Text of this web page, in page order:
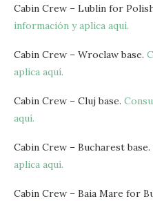
Cabin Crew – Lublin for
información y aplica aquí.
Cabin Crew – Wroclaw base.
aplica aquí.
Cabin Crew – Cluj base.
aquí.
Cabin Crew – Bucharest base.
aplica aquí.
Cabin Crew – Baia Mare for